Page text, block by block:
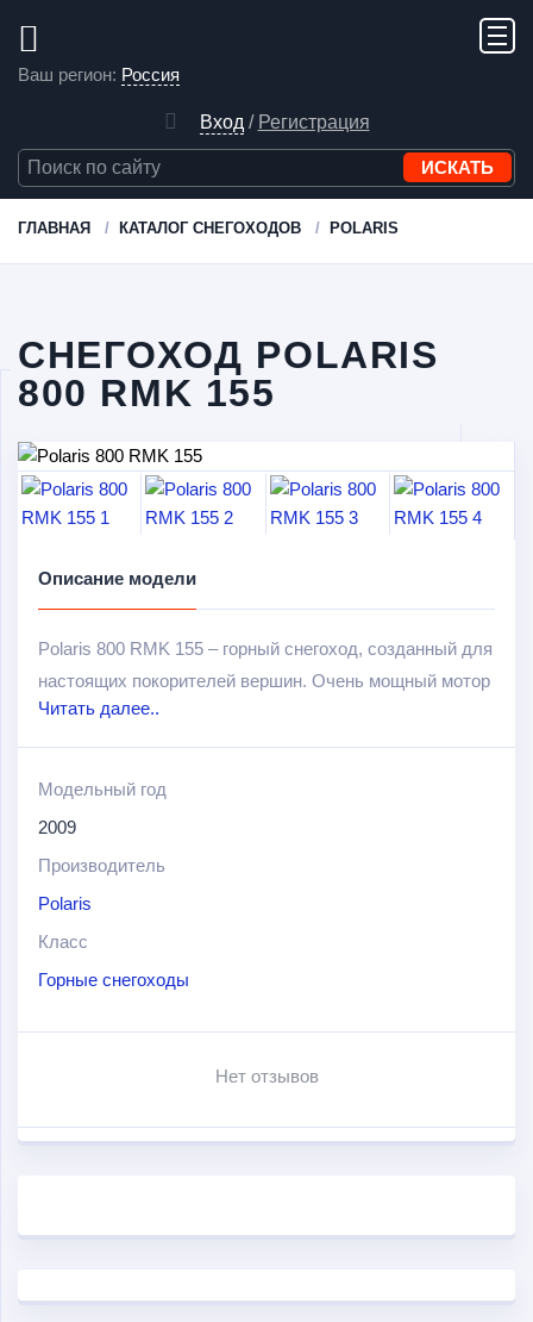
Ваш регион: Россия
Вход / Регистрация
ГЛАВНАЯ КАТАЛОГ СНЕГОХОДОВ POLARIS
СНЕГОХОД POLARIS
800 RMK 155
Описание модели
Polaris 800 RMK 155 – горный снегоход, созданный для
настоящих покорителей вершин. Очень мощный мотор
на 154 л.с. Интеллектуальная регулируемая передняя
подвеска IQ RMK. Обратите внимание, что снегоход
Читать далее..
Модельный год
2009
Производитель
Polaris
Класс
Горные снегоходы
Нет отзывов